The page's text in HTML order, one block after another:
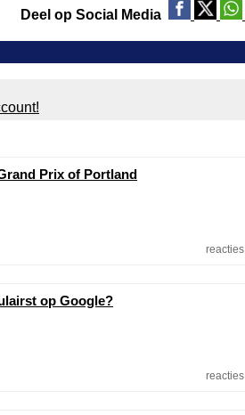
Deel op Social Media
Prix of Portland
op Google?